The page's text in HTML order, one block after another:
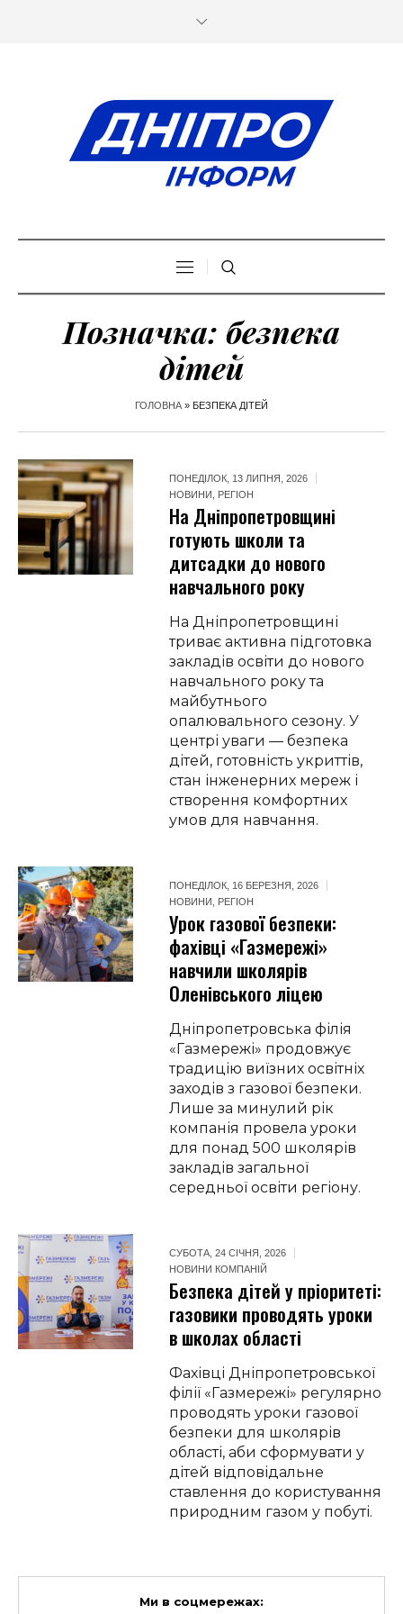
Позначка: безпека
дітей
ГОЛОВНА » БЕЗПЕКА ДІТЕЙ
ПОНЕДІЛОК, 13 ЛИПНЯ, 2026
НОВИНИ
РЕГІОН
На Дніпропетровщині
готують школи та
дитсадки до нового
навчального року
На Дніпропетровщині
триває активна підготовка
закладів освіти до нового
навчального року та
майбутнього
опалювального сезону. У
центрі уваги — безпека
дітей, готовність укриттів,
стан інженерних мереж і
створення комфортних
умов для навчання.
ПОНЕДІЛОК, 16 БЕРЕЗНЯ, 2026
НОВИНИ
РЕГІОН
Урок газової безпеки:
фахівці «Газмережі»
навчили школярів
Оленівського ліцею
Дніпропетровська філія
«Газмережі» продовжує
традицію виїзних освітніх
заходів з газової безпеки.
Лише за минулий рік
компанія провела уроки
для понад 500 школярів
закладів загальної
середньої освіти регіону.
СУБОТА, 24 СІЧНЯ, 2026
НОВИНИ КОМПАНІЙ
Безпека дітей у пріоритеті:
газовики проводять уроки
в школах області
Фахівці Дніпропетровської
філії «Газмережі» регулярно
проводять уроки газової
безпеки для школярів
області, аби сформувати у
дітей відповідальне
ставлення до користування
природним газом у побуті.
Ми в соцмережах: